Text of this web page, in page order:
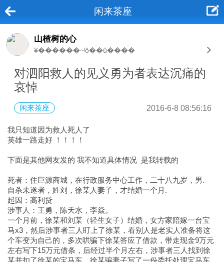
闲来茶座
山楂树的心
¥������~ʲô��û����
对泗阳救人的见义勇为者表达沉痛的
哀悼
闲来茶座 2016-6-8 08:56:16
我只知道因为救人死人了
英雄一路走好 ！！！！
下面是其他网友发的 我不知道具体情况 是我转载的
死者：住巨源商城，在行政服务中心工作，二十八九岁，男.
自杀未遂者，姓刘，徐某人妻子，才结婚一个月.
起因：高利贷
涉事人：王勇，陈天水，李焱。
一个月前，徐某和刘某（轻生女子）结婚，女方家陪嫁一台宝
马x3，然后涉事者三人盯上了徐某，看别人是老实人准备将这
个车变为自己的，多次哄骗下徐某答应了借款，带走现金9万元
左右写下15万元借条，后经过半个月左右，涉事者三人找到徐
某并扣了徐某的宝马车，徐某骗妻子写了一份委托处理宝马车